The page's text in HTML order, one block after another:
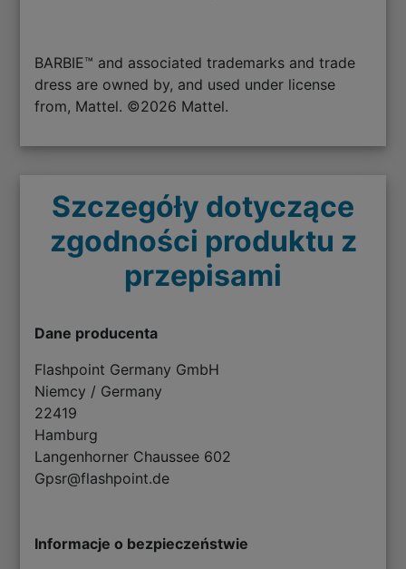
BARBIE™ and associated trademarks and trade
dress are owned by, and used under license
from, Mattel. ©2026 Mattel.
Szczegóły dotyczące
zgodności produktu z
przepisami
Dane producenta
Flashpoint Germany GmbH
Niemcy / Germany
22419
Hamburg
Langenhorner Chaussee 602
Gpsr@flashpoint.de
Informacje o bezpieczeństwie